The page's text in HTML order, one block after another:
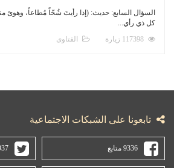
السؤال السابع: حديث: (إذا رأيتَ شُحّاً مُطاعاً، وهوىً
كل ذي رأي...
الفتاوى
تابعونا على الشبكات الاجتماعية
9336 متابع 937